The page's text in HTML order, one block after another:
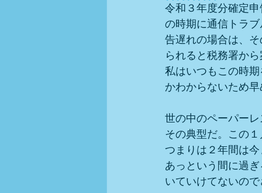
令和３年度分確定
の時期に通信トラ
告遅れの場合は、
られると税務署か
私はいつもこの時
かわからないため
世の中のペーパー
その典型だ。この
つまりは２年間は
あっという間に過
いていけてないの